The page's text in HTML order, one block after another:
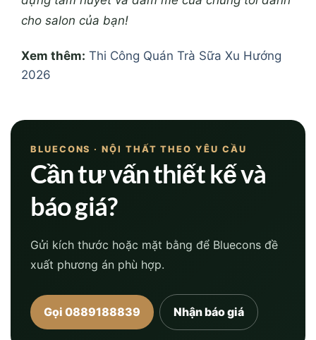
cho salon của bạn!
Xem thêm: Thi Công Quán Trà Sữa Xu Hướng
2026
BLUECONS · NỘI THẤT THEO YÊU CẦU
Cần tư vấn thiết kế và
báo giá?
Gửi kích thước hoặc mặt bằng để Bluecons đề
xuất phương án phù hợp.
Gọi 0889188839 Nhận báo giá